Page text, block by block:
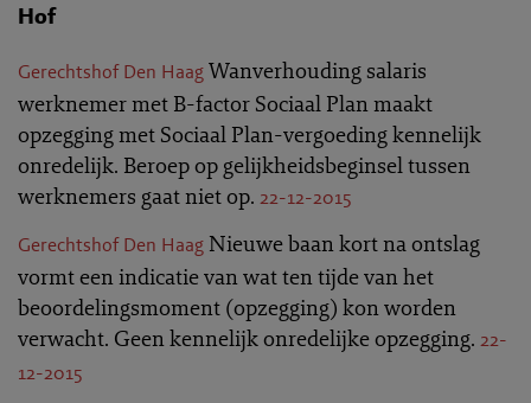
Hof
Gerechtshof Den HaagWanverhouding salaris
werknemer met B-factor Sociaal Plan maakt
opzegging met Sociaal Plan-vergoeding kennelijk
onredelijk. Beroep op gelijkheidsbeginsel tussen
werknemers gaat niet op. 22-12-2015
Gerechtshof Den Haag Nieuwe baan kort na ontslag
vormt een indicatie van wat ten tijde van het
beoordelingsmoment (opzegging) kon worden
verwacht. Geen kennelijk onredelijke opzegging. 22-
12-2015